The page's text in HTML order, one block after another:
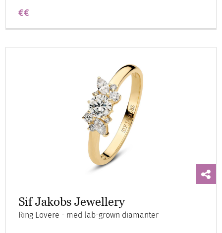
€€
Sif Jakobs Jewellery
Ring Lovere - med lab-grown diamanter